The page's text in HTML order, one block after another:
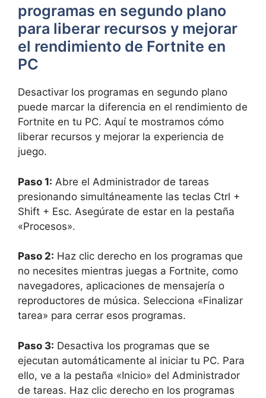
programas en segundo plano
para liberar recursos y mejorar
el rendimiento de Fortnite en
PC
Desactivar los programas en segundo plano
puede marcar la diferencia en el rendimiento de
Fortnite en tu PC. Aquí te mostramos cómo
liberar recursos y mejorar la experiencia de
juego.
Paso 1: Abre el Administrador de tareas
presionando simultáneamente las teclas Ctrl +
Shift + Esc. Asegúrate de estar en la pestaña
«Procesos».
Paso 2: Haz clic derecho en los programas que
no necesites mientras juegas a Fortnite, como
navegadores, aplicaciones de mensajería o
reproductores de música. Selecciona «Finalizar
tarea» para cerrar esos programas.
Paso 3: Desactiva los programas que se
ejecutan automáticamente al iniciar tu PC. Para
ello, ve a la pestaña «Inicio» del Administrador
de tareas. Haz clic derecho en los programas